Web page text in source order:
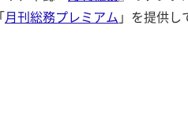
月刊総務プレミアム 」を提供し